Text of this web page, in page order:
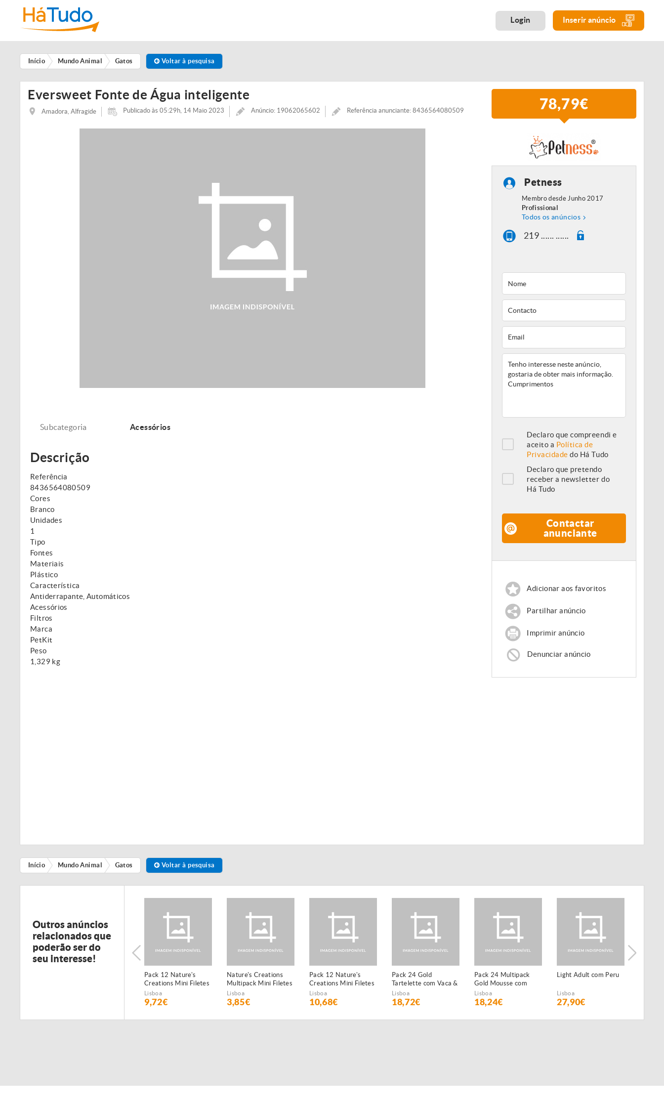
Login Inserir anúncio
Início Mundo Animal Gatos Voltar à pesquisa
Eversweet Fonte de Água inteligente
Amadora, Alfragide Publicado às 05:29h, 14 Maio 2023 Anúncio: 19062065602 Referência anunciante: 8436564080509 78,79€
Subcategoria Acessórios
Descrição
Referência
8436564080509
Cores
Branco
Unidades
1
Tipo
Fontes
Materiais
Plástico
Característica
Antiderrapante, Automáticos
Acessórios
Filtros
Marca
PetKit
Peso
1,329 kg
Petness
Membro desde Junho 2017
Profissional
Todos os anúncios
219 ...... ......
Declaro que compreendi e
aceito a Política de
Privacidade do Há Tudo
Declaro que pretendo
receber a newsletter do
Há Tudo
Contactar
anunciante
Adicionar aos favoritos
Partilhar anúncio
Imprimir anúncio
Denunciar anúncio
Início Mundo Animal Gatos Voltar à pesquisa
Outros anúncios
relacionados que
poderão ser do
seu interesse!
Pack 12 Nature's
Creations Mini Filetes
de Boi
Lisboa
9,72€
Nature's Creations
Multipack Mini Filetes
de Peixe do Oceano e
atum
Lisboa
3,85€
Pack 12 Nature's
Creations Mini Filetes
de Frango
Lisboa
10,68€
Pack 24 Gold
Tartelette com Vaca &
Tomate
Lisboa
18,72€
Pack 24 Multipack
Gold Mousse com
Salmão
Lisboa
18,24€
Light Adult com Peru
Lisboa
27,90€